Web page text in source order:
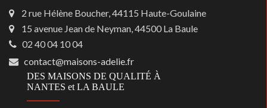
2 rue Hélène Boucher, 44115 Haute-Goulaine
15 avenue Jean de Neyman, 44500 La Baule
02 40 04 10 04
contact@maisons-adelie.fr
DES MAISONS DE QUALITÉ À
NANTES et LA BAULE